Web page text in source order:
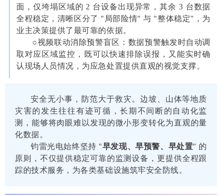
面，仅垮塌区域的 2 台设备出现异常，其余 3 台数据
全程稳定，清晰区分了 "局部险情" 与 "整体稳定"，为
业主决策提供了最可靠的依据。
○视频联动消除预警盲区：数据预警触发时自动调
取对应区域监控，既可以快速排除误报，又能实时确
认现场人员情况，为应急处置提供直观的视觉支撑。
安全无小事，防范大于救灾。边坡、山体等地质
灾害的发生往往有迹可循，长期不间断的自动化监
测，能够将肉眼难以发现的微小形变转化为直观的量
化数据。
钧雷光电始终坚持 "早发现、早预警、早处置" 的
原则，不仅提供稳定可靠的监测设备，更提供全程跟
踪的技术服务，为各类基础设施筑牢安全防线。